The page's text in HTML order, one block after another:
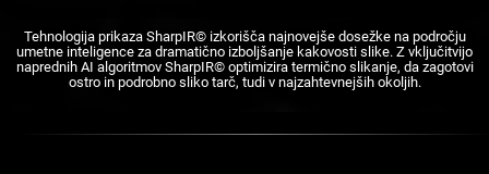
Tehnologija prikaza SharpIR© izkorišča najnovejše dosežke na področju
umetne inteligence za dramatično izboljšanje kakovosti slike. Z vključitvijo
naprednih AI algoritmov SharpIR© optimizira termično slikanje, da zagotovi
ostro in podrobno sliko tarč, tudi v najzahtevnejših okoljih.